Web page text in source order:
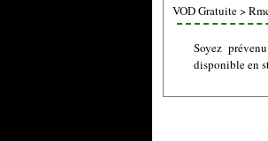
VOD Gratuite>
Soyez
disponible en